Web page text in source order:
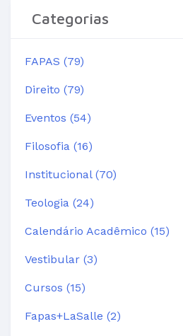
Categorias
FAPAS (79)
Direito (79)
Eventos (54)
Filosofia (16)
Institucional (70)
Teologia (24)
Calendário Acadêmico (15)
Vestibular (3)
Cursos (15)
Fapas+LaSalle (2)